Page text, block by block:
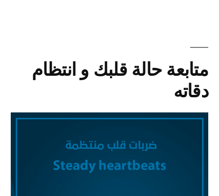
متابعة حالة قلبك و انتظام
دقاته